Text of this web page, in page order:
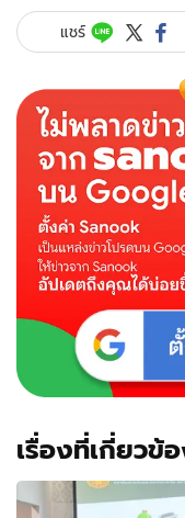
แชร์
เรื่องที่เกี่ยวข้